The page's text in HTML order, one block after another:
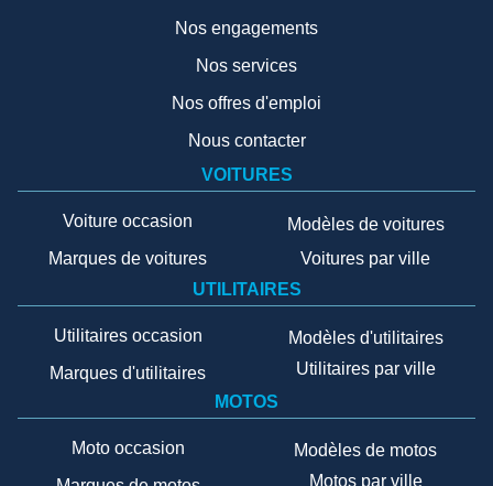
Nos engagements
Nos services
Nos offres d'emploi
Nous contacter
VOITURES
Voiture occasion
Marques de voitures
Modèles de voitures
Voitures par ville
UTILITAIRES
Utilitaires occasion
Marques d'utilitaires
Modèles d'utilitaires
Utilitaires par ville
MOTOS
Moto occasion
Modèles de motos
Motos par ville